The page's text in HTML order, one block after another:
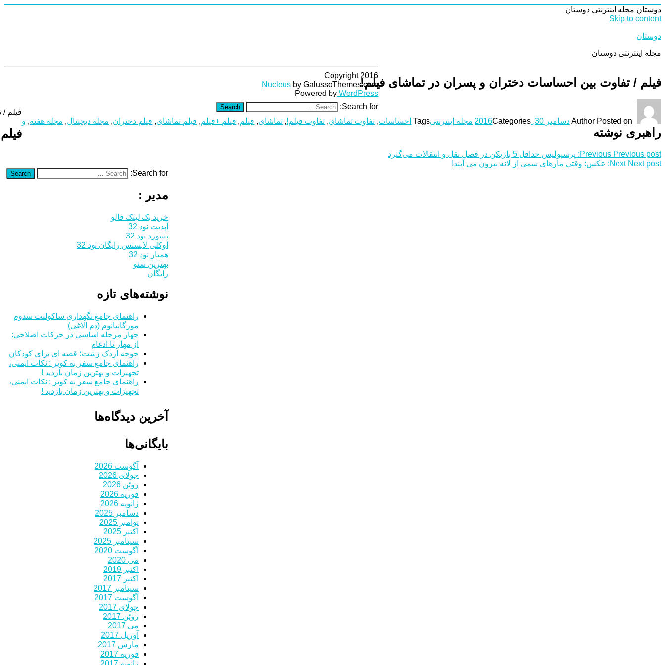
دوستان مجله اینترنتی دوستان
Skip to content
دوستان
مجله اینترنتی دوستان
فیلم / تفاوت بین احساسات دختران و پسران در تماشای فیلم!
فیلم
Author Posted on دسامبر 30, 2016 Categories مجله اینترنتیTags احساسات, تفاوت تماشای, تفاوت فیلم!, تماشای, فیلم, فیلم +فیلم, فیلم تماشای, فیلم دختران, مجله دیجیتال, مجله هفته, و
راهبری نوشته
Previous Previous post:
پرسپولیس حداقل 5 بازیکن در فصل نقل و انتقالات می‌گیرد
Next Next post:
عکس: وقتی مارهای سمی از لانه بیرون می آیند!
Search for:
Search
مدیر :
خرید بک لینک فالو
آپدیت نود 32
پسورد نود 32
اوکلی لایسنس رایگان نود 32
همیار نود 32
بهترین سئو
رایگان
نوشته‌های تازه
راهنمای جامع نگهداری ساکولنت سدوم
مورگانیانوم (دم الاغی)
چهار مرحله اساسی در حرکات اصلاحی:
از مهار تا ادغام
جوجه اردک زشت؛ قصه ای برای کودکان
راهنمای جامع سفر به کویر : نکات ایمنی،
تجهیزات و بهترین زمان بازدید !
راهنمای جامع سفر به کویر : نکات ایمنی،
تجهیزات و بهترین زمان بازدید !
آخرین دیدگاه‌ها
بایگانی‌ها
آگوست 2026
جولای 2026
ژوئن 2026
فوریه 2026
ژانویه 2026
دسامبر 2025
نوامبر 2025
اکتبر 2025
سپتامبر 2025
آگوست 2020
می 2020
اکتبر 2019
اکتبر 2017
سپتامبر 2017
آگوست 2017
جولای 2017
ژوئن 2017
می 2017
آوریل 2017
مارس 2017
فوریه 2017
Copyright 2016
Nucleus by GalussoThemes.com
Powered by WordPress
Search for:
Search